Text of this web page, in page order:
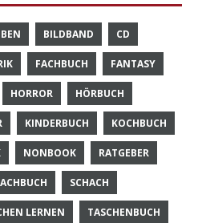
BILDBAND CD
FACHBUCH FANTASY
HORROR HÖRBUCH
KINDERBUCH KOCHBUCH
NONBOOK RATGEBER
SCHACH
LERNEN TASCHENBUCH